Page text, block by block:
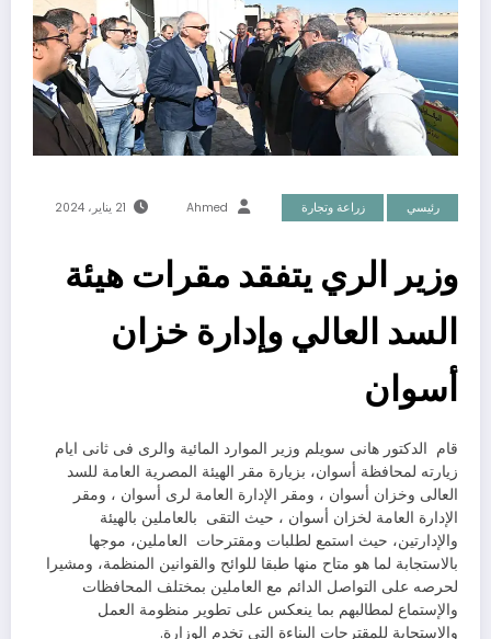
رئيسي زراعة وتجارة Ahmed 21 يناير، 2024
وزير الري يتفقد مقرات هيئة
السد العالي وإدارة خزان
أسوان
قام الدكتور هانى سويلم وزير الموارد المائية والرى فى ثانى ايام
زيارته لمحافظة أسوان، بزيارة مقر الهيئة المصرية العامة للسد
العالى وخزان أسوان ، ومقر الإدارة العامة لرى أسوان ، ومقر
الإدارة العامة لخزان أسوان ، حيث التقى بالعاملين بالهيئة
والإدارتين، حيث استمع لطلبات ومقترحات العاملين، موجها
بالاستجابة لما هو متاح منها طبقا للوائح والقوانين المنظمة، ومشيرا
لحرصه على التواصل الدائم مع العاملين بمختلف المحافظات
والإستماع لمطالبهم بما ينعكس على تطوير منظومة العمل
والاستجابة للمقترحات البناءة التى تخدم الوزارة.